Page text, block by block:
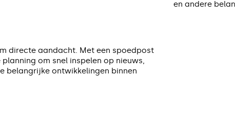
directe aandacht. Met een spoedpost
om snel inspelen op nieuws,
belangrijke ontwikkelingen binnen
en andere